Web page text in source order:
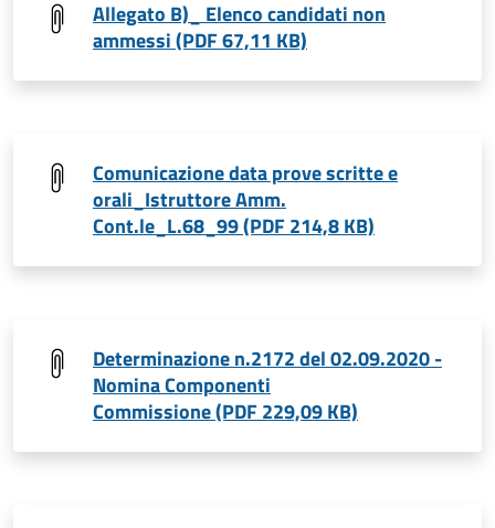
Allegato B)_ Elenco candidati non
ammessi (PDF 67,11 KB)
Comunicazione data prove scritte e
orali_Istruttore Amm.
Cont.le_L.68_99 (PDF 214,8 KB)
Determinazione n.2172 del 02.09.2020 -
Nomina Componenti
Commissione (PDF 229,09 KB)